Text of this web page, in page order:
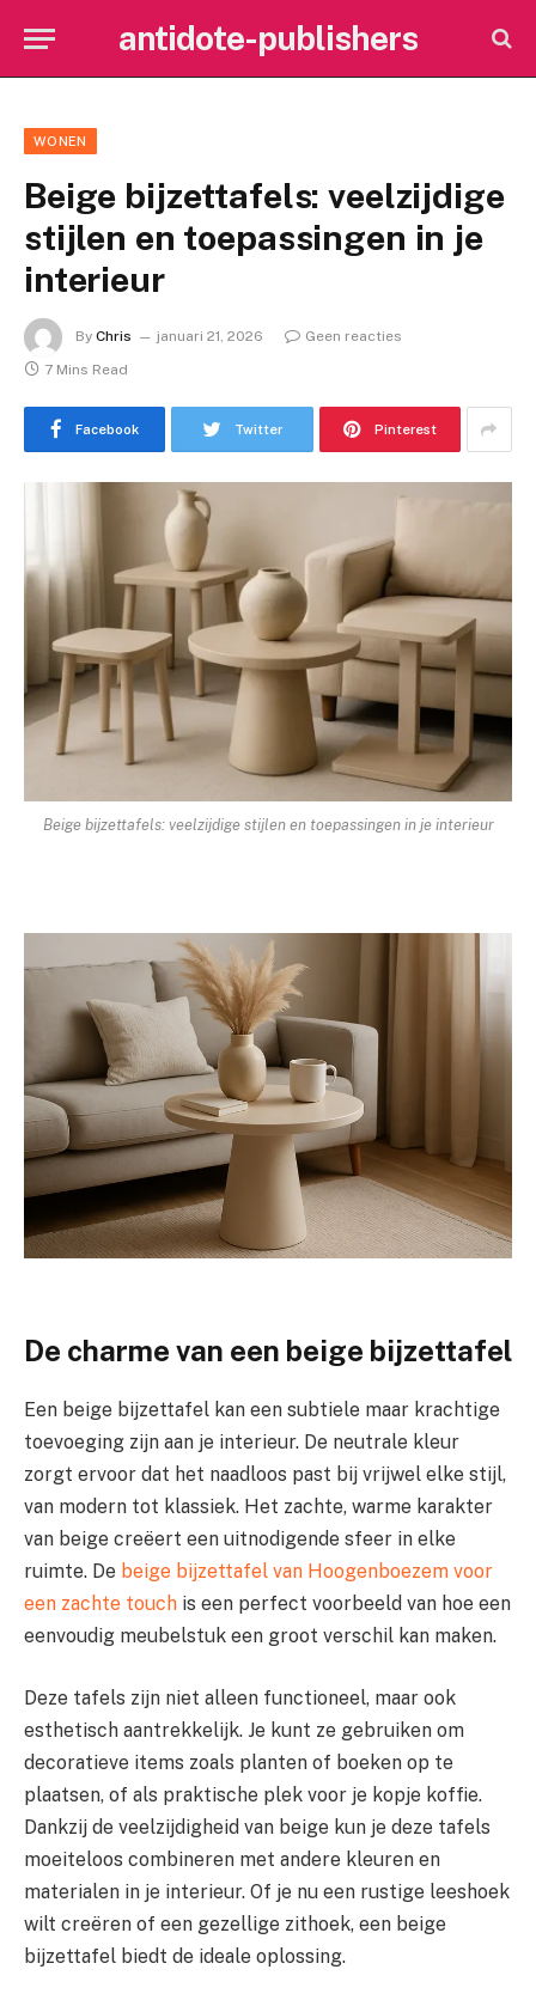
antidote-publishers
WONEN
Beige bijzettafels: veelzijdige
stijlen en toepassingen in je
interieur
By Chris januari 21, 2026
Geen reacties
7 Mins Read
Facebook Twitter Pinterest
Beige bijzettafels: veelzijdige stijlen en toepassingen in je interieur
De charme van een beige bijzettafel
Een beige bijzettafel kan een subtiele maar krachtige
toevoeging zijn aan je interieur. De neutrale kleur
zorgt ervoor dat het naadloos past bij vrijwel elke stijl,
van modern tot klassiek. Het zachte, warme karakter
van beige creëert een uitnodigende sfeer in elke
ruimte. De beige bijzettafel van Hoogenboezem voor
een zachte touch is een perfect voorbeeld van hoe een
eenvoudig meubelstuk een groot verschil kan maken.
Deze tafels zijn niet alleen functioneel, maar ook
esthetisch aantrekkelijk. Je kunt ze gebruiken om
decoratieve items zoals planten of boeken op te
plaatsen, of als praktische plek voor je kopje koffie.
Dankzij de veelzijdigheid van beige kun je deze tafels
moeiteloos combineren met andere kleuren en
materialen in je interieur. Of je nu een rustige leeshoek
wilt creëren of een gezellige zithoek, een beige
bijzettafel biedt de ideale oplossing.